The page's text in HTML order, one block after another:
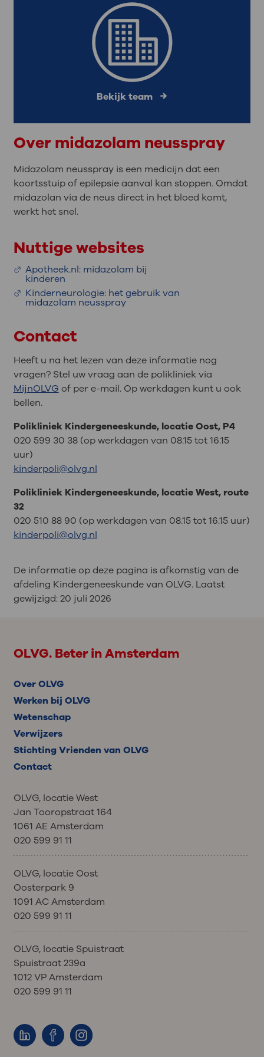
Bekijk team
Over midazolam neusspray
Midazolam neusspray is een medicijn dat een
koortsstuip of epilepsie aanval kan stoppen. Omdat
midazolan via de neus direct in het bloed komt,
werkt het snel.
Nuttige websites
Apotheek.nl: midazolam bij
kinderen
Kinderneurologie: het gebruik van
midazolam neusspray
Contact
Heeft u na het lezen van deze informatie nog
vragen? Stel uw vraag aan de polikliniek via
MijnOLVG of per e-mail. Op werkdagen kunt u ook
bellen.
Polikliniek Kindergeneeskunde, locatie Oost, P4
020 599 30 38 (op werkdagen van 08.15 tot 16.15
uur)
kinderpoli@olvg.nl
Polikliniek Kindergeneeskunde, locatie West, route
32
020 510 88 90 (op werkdagen van 08.15 tot 16.15 uur)
kinderpoli@olvg.nl
De informatie op deze pagina is afkomstig van de
afdeling Kindergeneeskunde van OLVG. Laatst
gewijzigd:20 juli 2026
OLVG. Beter in Amsterdam
Over OLVG
Werken bij OLVG
Wetenschap
Verwijzers
Stichting Vrienden van OLVG
Contact
OLVG, locatie West
Jan Tooropstraat 164
1061 AE Amsterdam
020 599 91 11
OLVG, locatie Oost
Oosterpark 9
1091 AC Amsterdam
020 599 91 11
OLVG, locatie Spuistraat
Spuistraat 239a
1012 VP Amsterdam
020 599 91 11